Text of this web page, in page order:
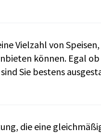
Vielzahl von Speisen,
können. Egal
Sie bestens
die eine